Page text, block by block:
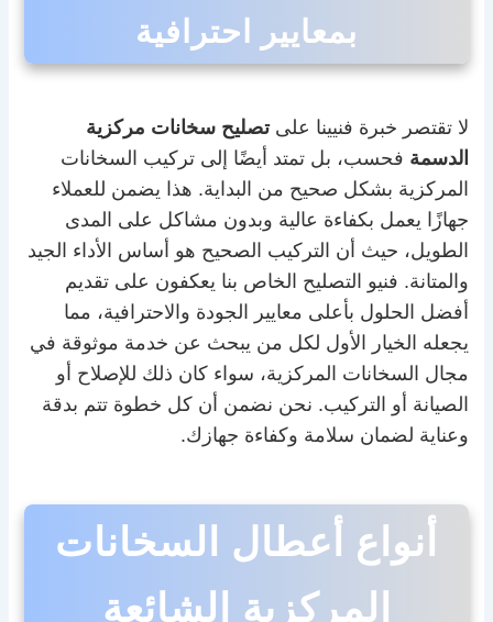
بمعايير احترافية
لا تقتصر خبرة فنيينا علىتصليح سخانات مركزية
الدسمة فحسب، بل تمتد أيضًا إلى تركيب السخانات
المركزية بشكل صحيح من البداية. هذا يضمن للعملاء
جهازًا يعمل بكفاءة عالية وبدون مشاكل على المدى
الطويل، حيث أن التركيب الصحيح هو أساس الأداء الجيد
والمتانة. فنيو التصليح الخاص بنا يعكفون على تقديم
أفضل الحلول بأعلى معايير الجودة والاحترافية، مما
يجعله الخيار الأول لكل من يبحث عن خدمة موثوقة في
مجال السخانات المركزية، سواء كان ذلك للإصلاح أو
الصيانة أو التركيب. نحن نضمن أن كل خطوة تتم بدقة
وعناية لضمان سلامة وكفاءة جهازك.
أنواع أعطال السخانات
المركزية الشائعة